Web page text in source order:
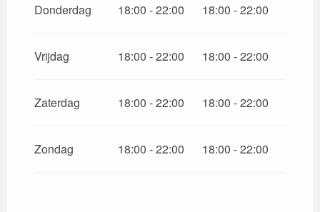
Donderdag 18:00 - 22:00 18:00 - 22:00
Vrijdag 18:00 - 22:00 18:00 - 22:00
Zaterdag 18:00 - 22:00 18:00 - 22:00
Zondag 18:00 - 22:00 18:00 - 22:00